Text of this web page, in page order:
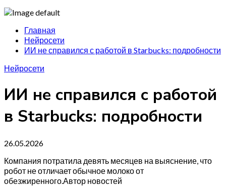
Главная
Нейросети
ИИ не справился с работой в Starbucks: подробности
Нейросети
ИИ не справился с работой
в Starbucks: подробности
26.05.2026
Компания потратила девять месяцев на выяснение, что
робот не отличает обычное молоко от
обезжиренного.Автор новостей